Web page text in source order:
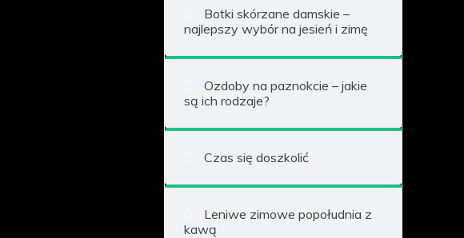
Botki skórzane damskie –
najlepszy wybór na jesień i zimę
Ozdoby na paznokcie – jakie
są ich rodzaje?
Czas się doszkolić
Leniwe zimowe popołudnia z
kawą